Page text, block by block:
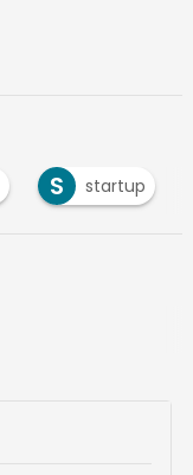
S startup